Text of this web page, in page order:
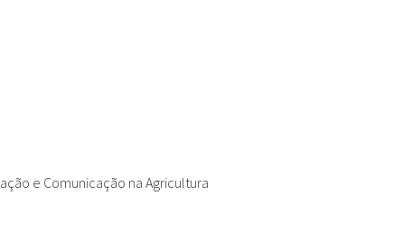
e Comunicação na Agricultura